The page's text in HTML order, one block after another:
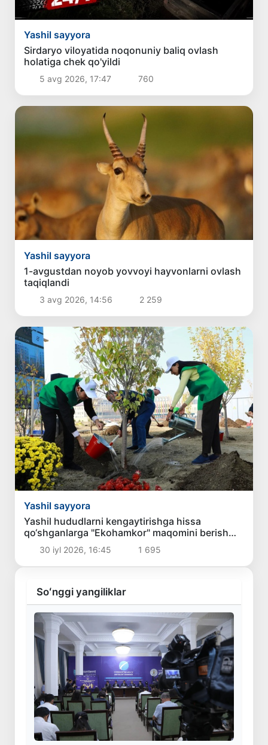
Yashil sayyora
Sirdaryo viloyatida noqonuniy baliq ovlash
holatiga chek qo'yildi
5 avg 2026, 17:47 760
Yashil sayyora
1-avgustdan noyob yovvoyi hayvonlarni ovlash
taqiqlandi
3 avg 2026, 14:56 2 259
Yashil sayyora
Yashil hududlarni kengaytirishga hissa
qo‘shganlarga "Ekohamkor" maqomini berish
ko‘zda tutilmoqda
30 iyl 2026, 16:45 1 695
Soʻnggi yangiliklar